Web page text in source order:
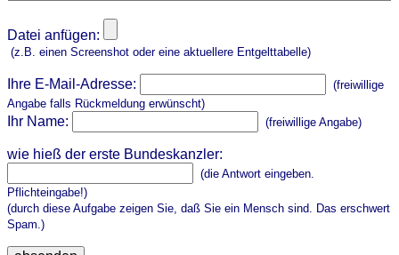
Datei anfügen:
(z.B. einen Screenshot oder eine aktuellere Entgelttabelle)
Ihre E-Mail-Adresse:
(freiwillige
Angabe falls Rückmeldung erwünscht)
Ihr Name: (freiwillige Angabe)
wie hieß der erste Bundeskanzler:
(die Antwort eingeben.
Pflichteingabe!)
(durch diese Aufgabe zeigen Sie, daß Sie ein Mensch sind. Das erschwert
Spam.)